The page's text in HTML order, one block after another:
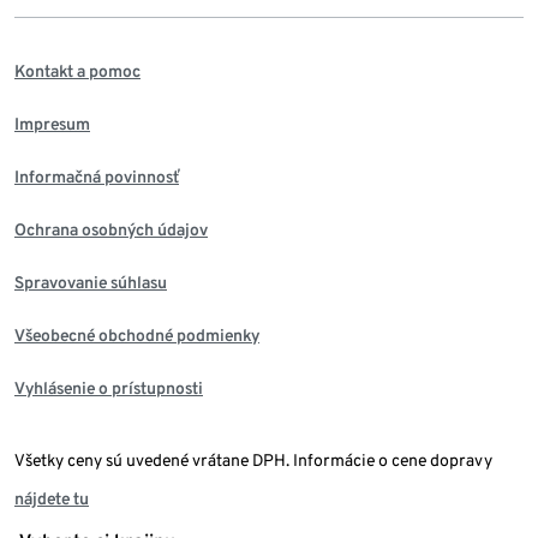
Kontakt a pomoc
Impresum
Informačná povinnosť
Ochrana osobných údajov
Spravovanie súhlasu
Všeobecné obchodné podmienky
Vyhlásenie o prístupnosti
Všetky ceny sú uvedené vrátane DPH. Informácie o cene dopravy
nájdete tu